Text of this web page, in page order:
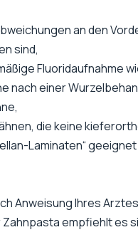
an den
sind,
Fluoridaufnahme
nach einer
die keine
Laminaten“ geeignet
Anweisung Ihres
empfiehlt es